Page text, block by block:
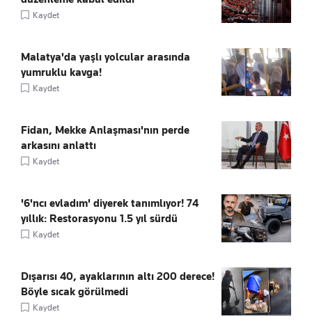
Kaydet
Malatya'da yaşlı yolcular arasında
yumruklu kavga!
Kaydet
Fidan, Mekke Anlaşması'nın perde
arkasını anlattı
Kaydet
'6'ncı evladım' diyerek tanımlıyor! 74
yıllık: Restorasyonu 1.5 yıl sürdü
Kaydet
Dışarısı 40, ayaklarının altı 200 derece!
Böyle sıcak görülmedi
Kaydet